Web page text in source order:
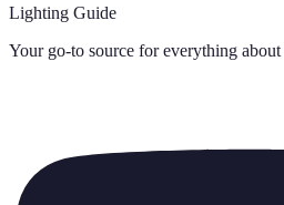
Lighting Guide
Your go-to source for everything about